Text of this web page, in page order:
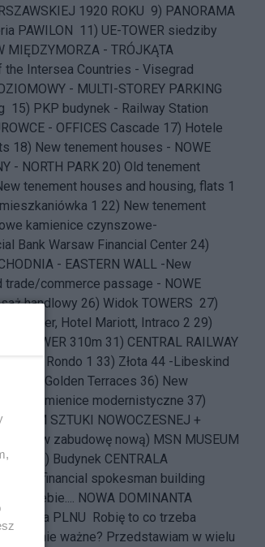
1920 ROKU 9) PANORAMA
PAWILON 11) UE-TOWER siedziby
- TRÓJKĄTA
the Intersea Countries - Visegrad
- MULTI-STOREY PARKING
15) PKP budynek - Railway Station
- OFFICES Cascade 17) Hotele
18) New tenement houses - NOWE
- NORTH PARK 20) Old tenement
tenement houses and housing, flats 1
1 22) New tenement
kamienice czynszowe-
Bank Warsaw Financial Center 24)
- EASTERN WALL -New
trade/commerce passage - NOWE
handlowy 26) Widok TOWERS 27)
Tower, Hotel Mariott, Intraco 2 29)
TOWER 310m 31) CENTRAL RAILWAY
32) Rondo 1 33) Złota 44 -Libeskind
- Golden Terraces 36) New
Kamienice modernistyczne 37)
SZTUKI NOWOCZESNEJ +
w zabudowę nową) MSN MUSEUM
40) Budynek CENTRALA
financial spokesman building
w niebie.... NOWA DOMINANTA
wersja PLNU Robię to co trzeba
dla mnie ważne? Przedstawiam w wielu